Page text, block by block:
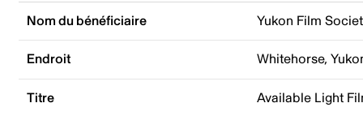
Nom du bénéficiaire Yukon Film
Endroit Whitehorse,
Titre Available Light